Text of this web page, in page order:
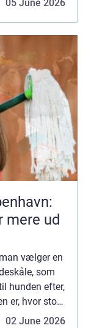
05 June 2026
mere ud
vælger en
som
hunden efter,
er, hvor stor
02 June 2026